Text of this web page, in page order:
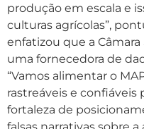
produção em escala e
culturas agrícolas”,
enfatizou que a
uma fornecedora de
“Vamos alimentar o
rastreáveis e
fortaleza de